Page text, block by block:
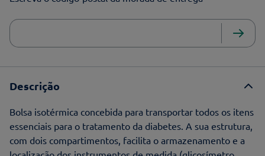
Descrição
Bolsa isotérmica concebida para transportar todos os itens
essenciais para o tratamento da diabetes. A sua estrutura,
com dois compartimentos, facilita o armazenamento e a